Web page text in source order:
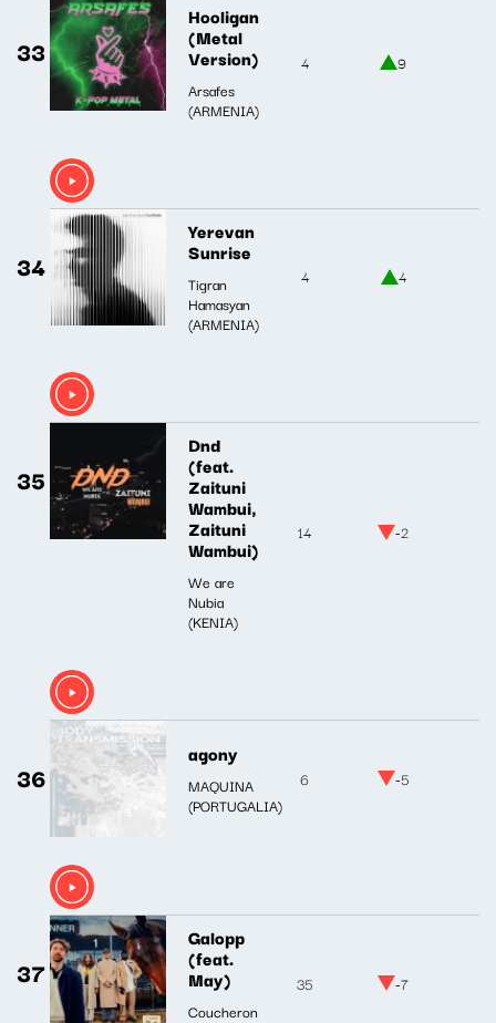
33
Hooligan
(Metal
Version)
Arsafes
(ARMENIA)
4 9
34
Yerevan
Sunrise
Tigran
Hamasyan
(ARMENIA)
4 4
35
Dnd
(feat.
Zaituni
Wambui,
Zaituni
Wambui)
We are
Nubia
(KENIA)
14 -2
36
agony
MAQUINA
(PORTUGALIA)
6 -5
37
Galopp
(feat.
May)
Coucheron
35 -7